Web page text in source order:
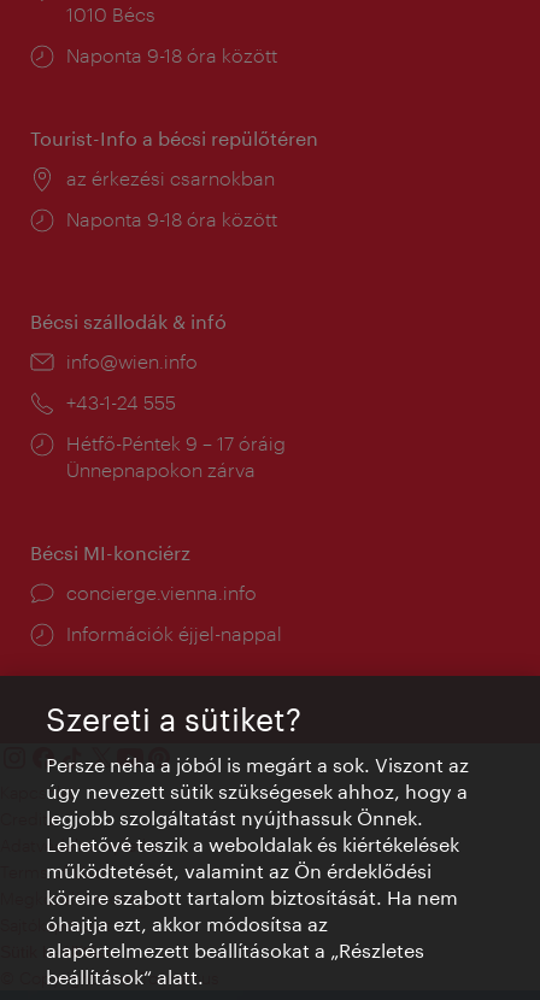
1010 Bécs
Nyitva
Naponta 9-18 óra között
Tourist-Info a bécsi repülőtéren
Helyszín:
az érkezési csarnokban
Nyitva
Naponta 9-18 óra között
Bécsi szállodák & infó
E-
info@wien.info
Telefon:
+43-1-24 555
Nyitva
tartás:
Hétfő-Péntek 9 – 17 óráig
Ünnepnapokon zárva
Bécsi MI-konciérz
concierge.vienna.info
Információk éjjel-nappal
Kapcsolat
Credits
Adatvédelmi nyilatkozat
Terms of Use
Megközelíthetőség
Sajtókapcsolat
Sütik beállítása
© Copyright WienTourismus
Szereti a sütiket?
Persze néha a jóból is megárt a sok. Viszont az
úgy nevezett sütik szükségesek ahhoz, hogy a
legjobb szolgáltatást nyújthassuk Önnek.
Lehetővé teszik a weboldalak és kiértékelések
működtetését, valamint az Ön érdeklődési
köreire szabott tartalom biztosítását. Ha nem
óhajtja ezt, akkor módosítsa az
alapértelmezett beállításokat a „Részletes
beállítások“ alatt.